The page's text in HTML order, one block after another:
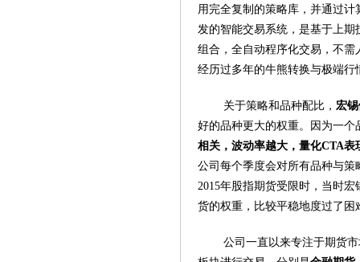
用完全复制的策略库，并通过
发的智能交易系统，是基于上期
组合，全自动程序化交易，不
经历过多年的牛熊转换与极端行
关于策略和品种配比， 宏
好的品种更大的权重。因为一
相关，波动率越大，量化CTA表
公司每个季度会对所有品种与
2015年股指期货受限时，当时
货的权重，比较平稳地度过了困
公司一直以来专注于期货